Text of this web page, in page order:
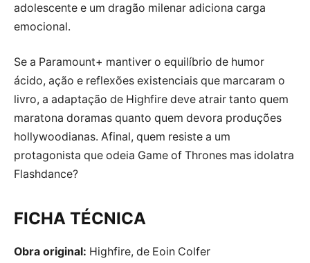
adolescente e um dragão milenar adiciona carga
emocional.
Se a Paramount+ mantiver o equilíbrio de humor
ácido, ação e reflexões existenciais que marcaram o
livro, a adaptação de Highfire deve atrair tanto quem
maratona doramas quanto quem devora produções
hollywoodianas. Afinal, quem resiste a um
protagonista que odeia Game of Thrones mas idolatra
Flashdance?
FICHA TÉCNICA
Obra original: Highfire, de Eoin Colfer